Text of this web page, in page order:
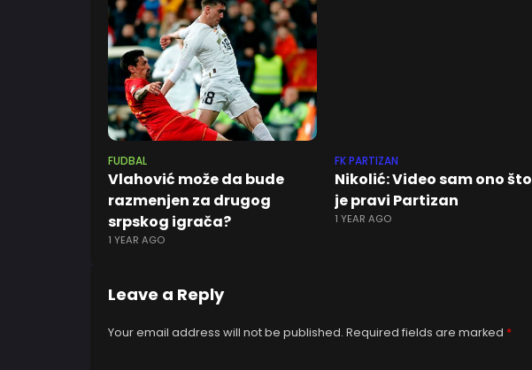
FUDBAL
Vlahović može da bude
razmenjen za drugog
srpskog igrača?
1 YEAR AGO
FK PARTIZAN
Nikolić: Video sam ono što
je pravi Partizan
1 YEAR AGO
Leave a Reply
Your email address will not be published. Required fields are marked *